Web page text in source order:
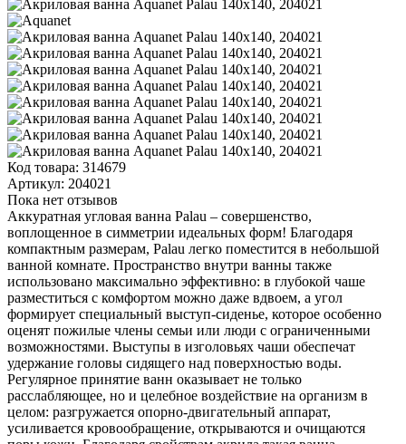
Код товара: 314679
Артикул: 204021
Пока нет отзывов
Аккуратная угловая ванна Palau – совершенство,
воплощенное в симметрии идеальных форм! Благодаря
компактным размерам, Palau легко поместится в небольшой
ванной комнате. Пространство внутри ванны также
использовано максимально эффективно: в глубокой чаше
разместиться с комфортом можно даже вдвоем, а угол
формирует специальный выступ-сиденье, которое особенно
оценят пожилые члены семьи или люди с ограниченными
возможностями. Выступы в изголовьях чаши обеспечат
удержание головы сидящего над поверхностью воды.
Регулярное принятие ванн оказывает не только
расслабляющее, но и целебное воздействие на организм в
целом: разгружается опорно-двигательный аппарат,
усиливается кровообращение, открываются и очищаются